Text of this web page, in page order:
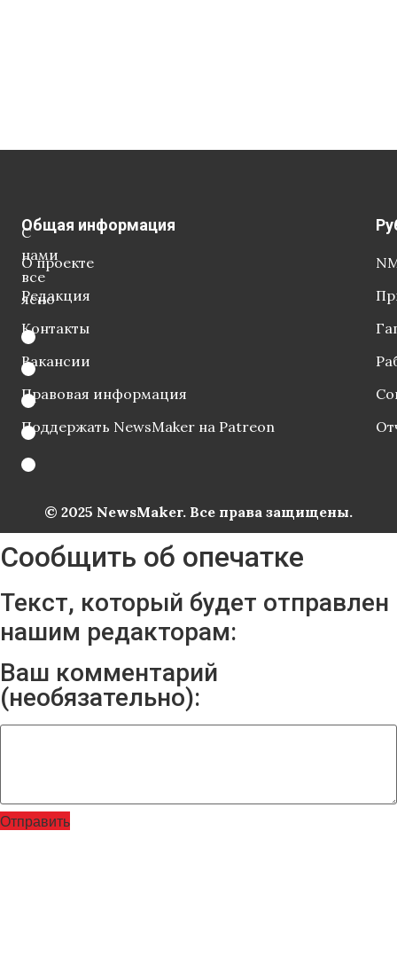
С
нами
все
ясно
Общая информация
О проекте
Редакция
Контакты
Вакансии
Правовая информация
Поддержать NewsMaker на Patreon
© 2025 NewsMaker. Все права защищены.
Сообщить об опечатке
Текст, который будет отправлен
нашим редакторам:
Ваш комментарий
(необязательно):
Отправить